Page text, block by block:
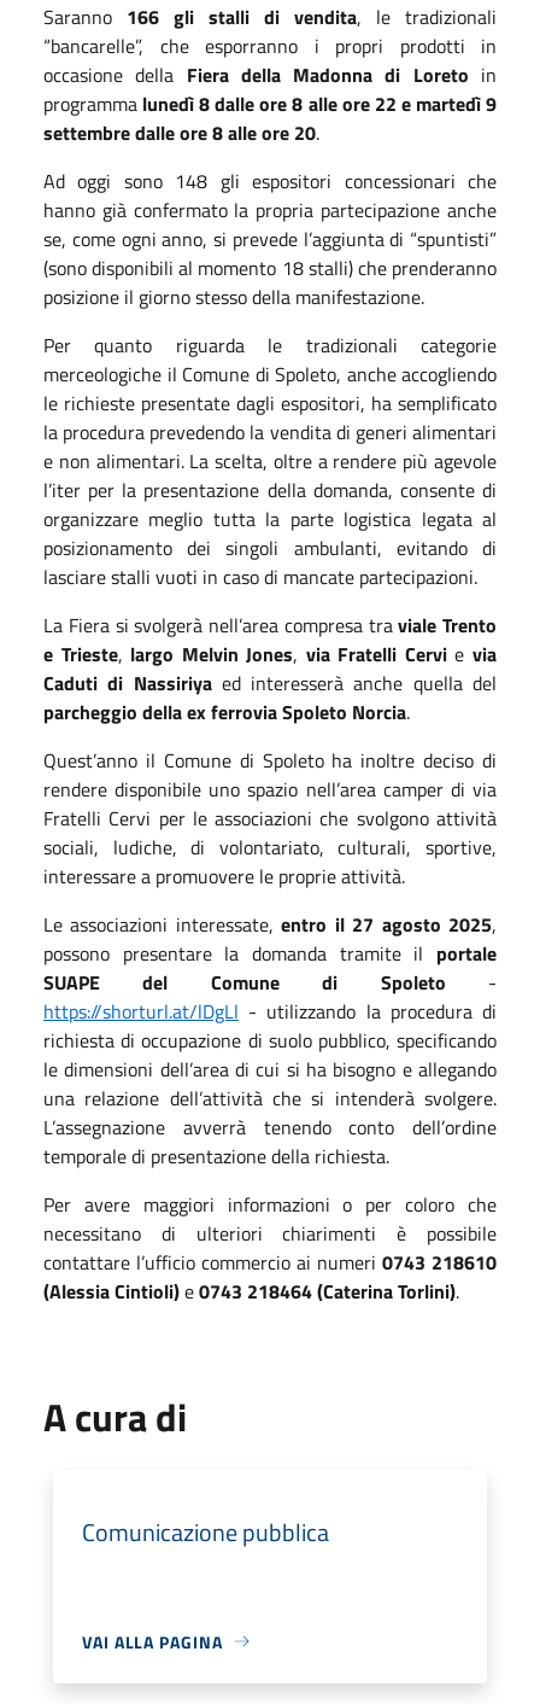
Saranno 166 gli stalli di vendita, le tradizionali
“bancarelle”, che esporranno i propri prodotti in
occasione della Fiera della Madonna di Loreto in
programma lunedì8dalleore8 alleore 22 e martedì9
settembre dalleore8alleore 20.
Ad oggi sono 148 gli espositori concessionari che
hanno già confermato la propria partecipazione anche
se, come ogni anno, si prevede l’aggiunta di “spuntisti”
(sono disponibili al momento 18 stalli)che prenderanno
posizione il giorno stesso della manifestazione.
Per quanto riguarda le tradizionalicategorie
merceologiche il Comune di Spoleto, anche accogliendo
le richieste presentate dagli espositori, ha semplificato
la procedura prevedendo la vendita di generi alimentari
e non alimentari. La scelta, oltre a rendere più agevole
l’iter per la presentazione della domanda, consente di
organizzare meglio tutta la parte logistica legata al
posizionamento dei singoli ambulanti, evitando di
lasciare stalli vuoti in caso di mancate partecipazioni.
La Fiera si svolgerà nell’area compresa traviale Trento
e Trieste, largo Melvin Jones, via Fratelli Cervievia
Caduti di Nassiriyaed interesserà anche quella del
parcheggio della ex ferrovia Spoleto Norcia.
Quest’anno il Comune di Spoleto ha inoltre deciso di
rendere disponibile uno spazio nell’area camper di via
Fratelli Cervi per le associazioni che svolgono attività
sociali, ludiche, di volontariato, culturali, sportive,
interessare a promuovere le proprie attività.
Le associazioni interessate,entro il 27 agosto 2025,
possono presentare la domanda tramite il portale
SUAPE del Comune di Spoleto -
https://shorturl.at/lDgLl - utilizzando la procedura di
richiesta di occupazione di suolo pubblico, specificando
le dimensioni dell’area di cui si ha bisogno e allegando
una relazione dell’attività che si intenderà svolgere.
L’assegnazione avverrà tenendo conto dell’ordine
temporale di presentazione della richiesta.
Per avere maggiori informazionio per coloro che
necessitano di ulteriori chiarimenti è possibile
contattare l’ufficio commercio ai numeri 0743 218610
(Alessia Cintioli)e0743 218464(Caterina Torlini).
A cura di
Comunicazione pubblica
VAI ALLA PAGINA